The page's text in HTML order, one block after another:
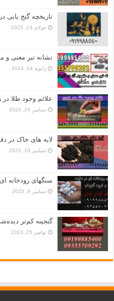
تاریخچه گنج‌ یابی
جولای 13, 2025
نشانه تبر معنی و
ژانویه 14, 2024
علائم وجود طلا در
دسامبر 23, 2023
لایه های خاک در
دسامبر 10, 2023
سنگهای رودخانه
دسامبر 9, 2023
گنجینه کم‌تر
نوامبر 25, 2023